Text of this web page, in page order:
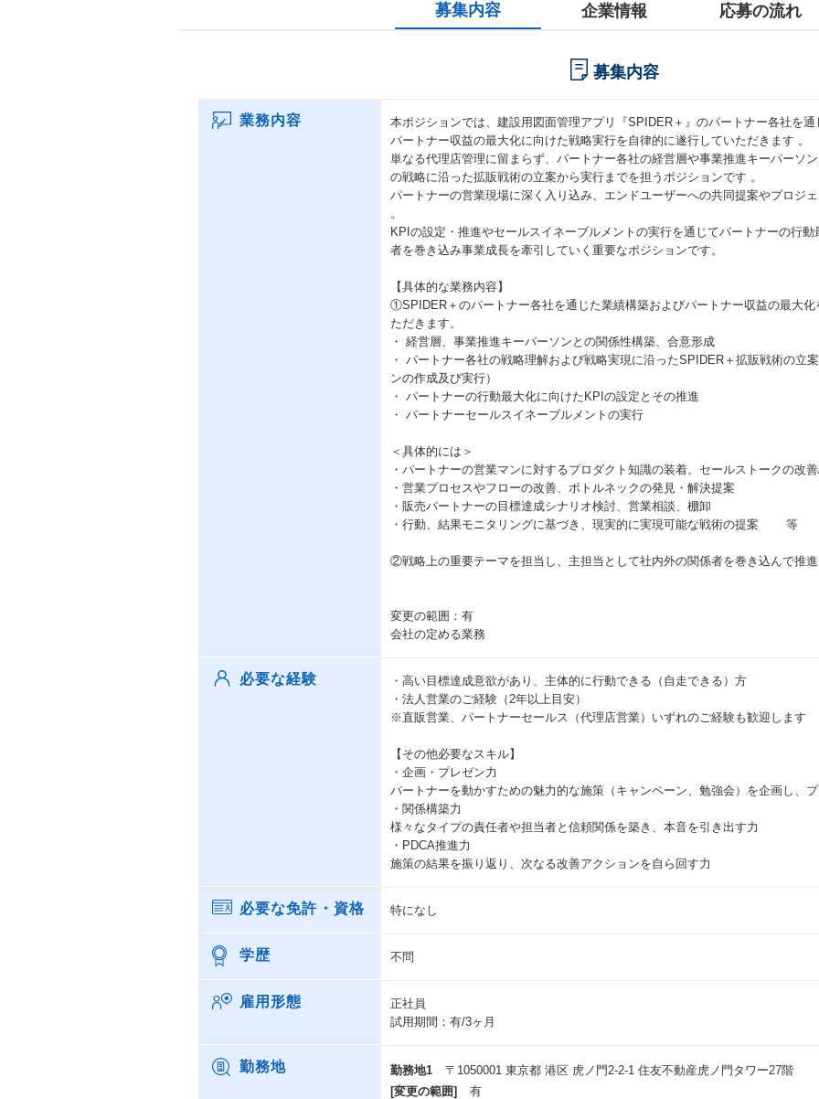
募集内容 企業情報 応募の流れ
募集内容
業務内容
本ポジションでは、建設用図面管理アプリ『SPIDER＋』のパートナー各社を
パートナー収益の最大化に向けた戦略実行を自律的に遂行していただきます 。
単なる代理店管理に留まらず、パートナー各社の経営層や事業推進キーパーソ
の戦略に沿った拡販戦術の立案から実行までを担うポジションです 。
パートナーの営業現場に深く入り込み、エンドユーザーへの共同提案やプロジ
。
KPIの設定・推進やセールスイネーブルメントの実行を通じてパートナーの行
者を巻き込み事業成長を牽引していく重要なポジションです。
【具体的な業務内容】
①SPIDER＋のパートナー各社を通じた業績構築およびパートナー収益の最大
ただきます。
・ 経営層、事業推進キーパーソンとの関係性構築、合意形成
・ パートナー各社の戦略理解および戦略実現に沿ったSPIDER＋拡販戦術の立
ンの作成及び実行）
・ パートナーの行動最大化に向けたKPIの設定とその推進
・ パートナーセールスイネーブルメントの実行
＜具体的には＞
・パートナーの営業マンに対するプロダクト知識の装着。セールストークの改
・営業プロセスやフローの改善、ボトルネックの発見・解決提案
・販売パートナーの目標達成シナリオ検討、営業相談、棚卸
・行動、結果モニタリングに基づき、現実的に実現可能な戦術の提案 等
②戦略上の重要テーマを担当し、主担当として社内外の関係者を巻き込んで推進
変更の範囲：有
会社の定める業務
必要な経験
・高い目標達成意欲があり、主体的に行動できる（自走できる）方
・法人営業のご経験（2年以上目安）
※直販営業、パートナーセールス（代理店営業）いずれのご経験も歓迎します
【その他必要なスキル】
・企画・プレゼン力
パートナーを動かすための魅力的な施策（キャンペーン、勉強会）を企画し、
・関係構築力
様々なタイプの責任者や担当者と信頼関係を築き、本音を引き出す力
・PDCA推進力
施策の結果を振り返り、次なる改善アクションを自ら回す力
必要な免許・資格 特になし
学歴 不問
雇用形態
正社員
試用期間：有/3ヶ月
勤務地 勤務地1
〒1050001 東京都 港区 虎ノ門2-2-1 住友不動産虎ノ門タワー27階
[変更の範囲]
有